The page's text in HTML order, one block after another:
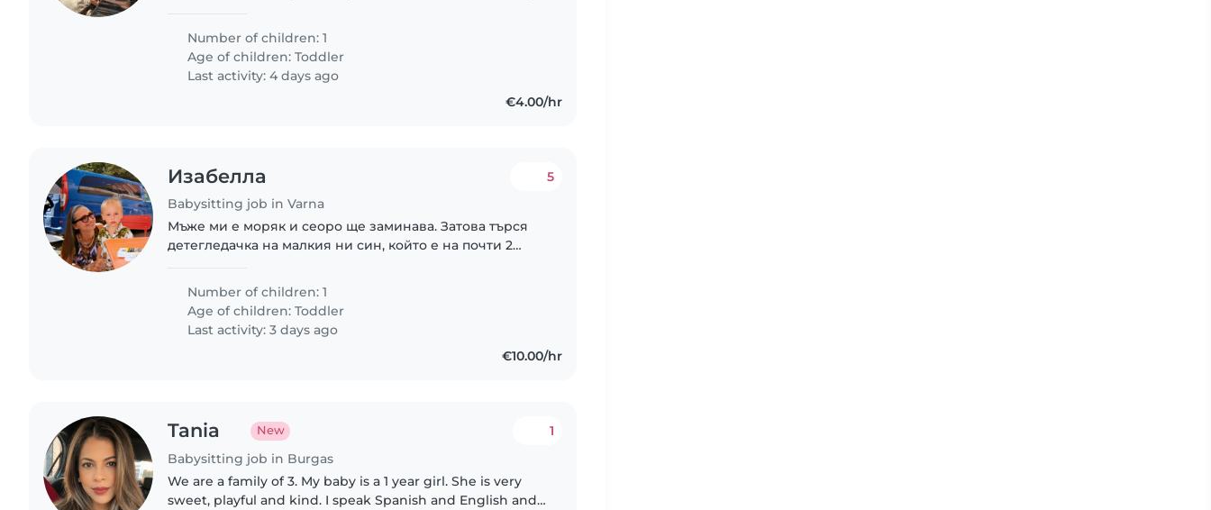
Number of children: 1
Age of children:Toddler
Last activity: 4 days ago
€4.00/hr
Изабелла
Babysitting job in Varna
5
Мъже ми е моряк и сеоро ще заминава. Затова търся
детегледачка на малкия ни син, който е на почти 2
да тренирам понякога.
Number of children: 1
Age of children:Toddler
Last activity: 3 days ago
€10.00/hr
Tania New
Babysitting job in Burgas
1
We are a family of 3. My baby is a 1 year girl. She is very
sweet, playful and kind. I speak Spanish and English and